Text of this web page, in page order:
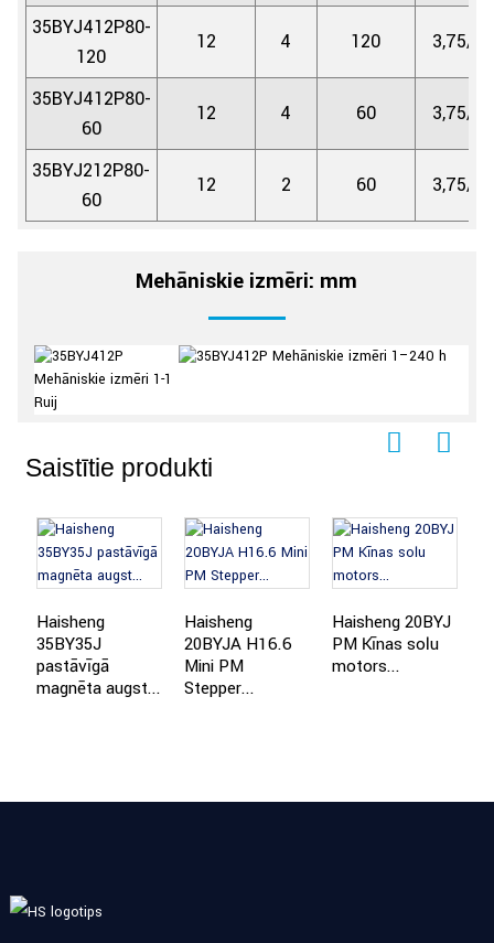
35BYJ412P80-
120
12 4 120 3,75/80
35BYJ412P80-
60
12 4 60 3,75/80
35BYJ212P80-
60
12 2 60 3,75/80
Mehāniskie izmēri: mm
Saistītie produkti
Haisheng
35BY35J
pastāvīgā
magnēta augst...
Haisheng
20BYJA H16.6
Mini PM
Stepper...
Haisheng 20BYJ
PM Ķīnas soļu
motors...